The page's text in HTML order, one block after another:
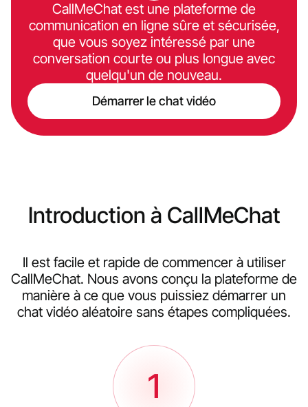
CallMeChat est une plateforme de
communication en ligne sûre et sécurisée,
que vous soyez intéressé par une
conversation courte ou plus longue avec
quelqu'un de nouveau.
Démarrer le chat vidéo
Introduction à CallMeChat
Il est facile et rapide de commencer à utiliser
CallMeChat. Nous avons conçu la plateforme de
manière à ce que vous puissiez démarrer un
chat vidéo aléatoire sans étapes compliquées.
1